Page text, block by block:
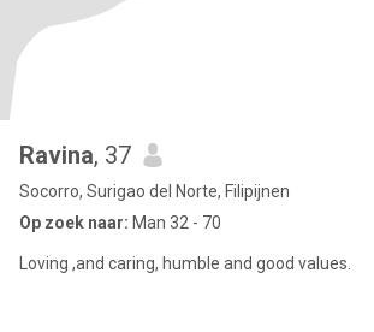
Ravina, 37
Socorro, Surigao del Norte, Filipijnen
Op zoek naar: Man 32 - 70
Loving ,and caring, humble and good values.